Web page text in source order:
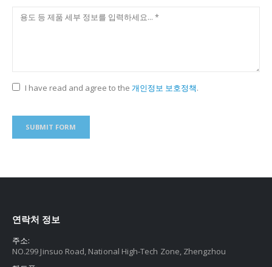
I have read and agree to the 개인정보 보호정책.
연락처 정보
주소:
NO.299 Jinsuo Road, National High-Tech Zone, Zhengzhou